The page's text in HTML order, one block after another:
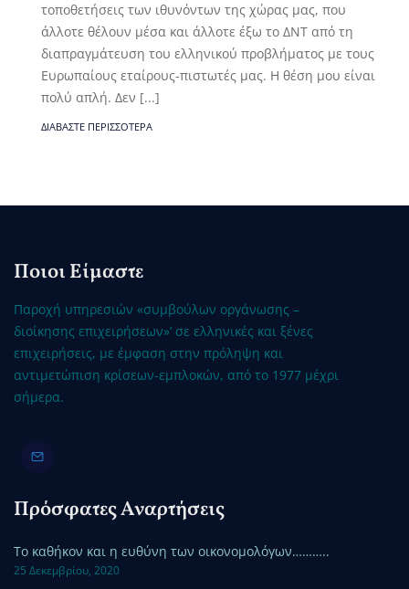
τοποθετήσεις των ιθυνόντων της χώρας μας, που
άλλοτε θέλουν μέσα και άλλοτε έξω το ΔΝΤ από τη
διαπραγμάτευση του ελληνικού προβλήματος με τους
Ευρωπαίους εταίρους-πιστωτές μας. Η θέση μου είναι
πολύ απλή. Δεν [...]
ΔΙΑΒΆΣΤΕ ΠΕΡΙΣΣΌΤΕΡΑ
Ποιοι Είμαστε
Παροχή υπηρεσιών «συμβούλων οργάνωσης –
διοίκησης επιχειρήσεων»’ σε ελληνικές και ξένες
επιχειρήσεις, με έμφαση στην πρόληψη και
αντιμετώπιση κρίσεων-εμπλοκών, από το 1977 μέχρι
σήμερα.
Πρόσφατες Αναρτήσεις
Το καθήκον και η ευθύνη των οικονομολόγων………..
25 Δεκεμβρίου, 2020